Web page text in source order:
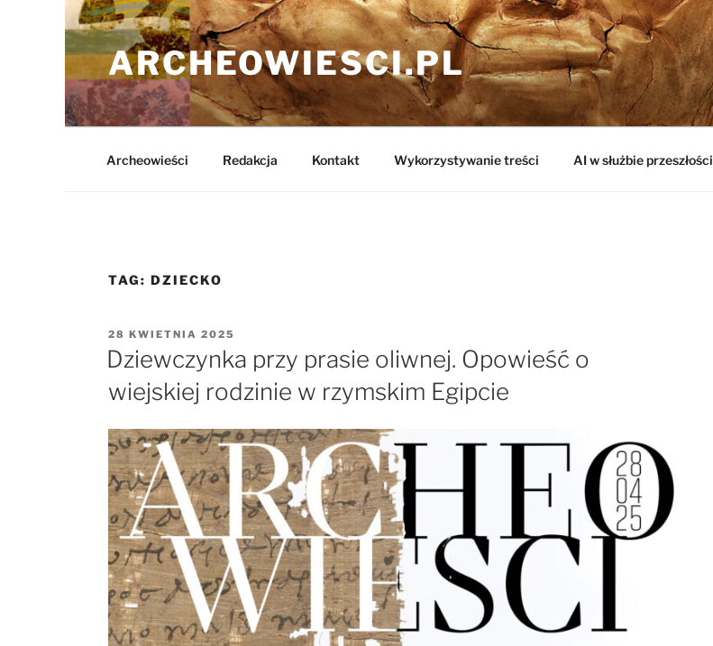
Przejdź
do
treści ARCHEOWIESCI.PL
Archeowieści Redakcja Kontakt Wykorzystywanie treści AI w służbie przeszłości
TAG: DZIECKO
OPUBLIKOWANE
W
28 KWIETNIA 2025
Dziewczynka przy prasie oliwnej. Opowieść o
wiejskiej rodzinie w rzymskim Egipcie